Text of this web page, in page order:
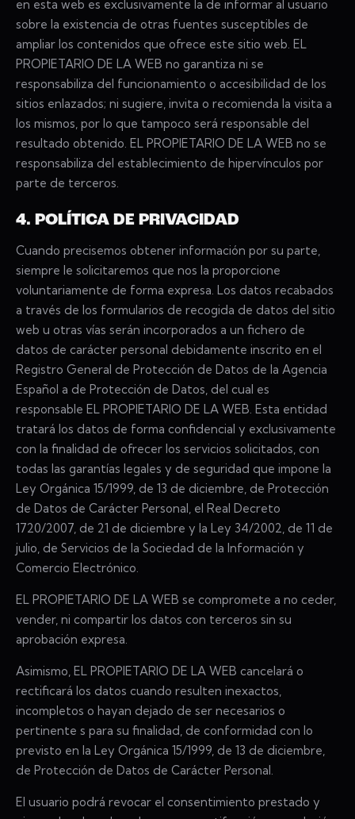
en esta web es exclusivamente la de informar al usuario
sobre la existencia de otras fuentes susceptibles de
ampliar los contenidos que ofrece este sitio web. EL
PROPIETARIO DE LA WEB no garantiza ni se
responsabiliza del funcionamiento o accesibilidad de los
sitios enlazados; ni sugiere, invita o recomienda la visita a
los mismos, por lo que tampoco será responsable del
resultado obtenido. EL PROPIETARIO DE LA WEB no se
responsabiliza del establecimiento de hipervínculos por
parte de terceros.
4. POLÍTICA DE PRIVACIDAD
Cuando precisemos obtener información por su parte,
siempre le solicitaremos que nos la proporcione
voluntariamente de forma expresa. Los datos recabados
a través de los formularios de recogida de datos del sitio
web u otras vías serán incorporados a un fichero de
datos de carácter personal debidamente inscrito en el
Registro General de Protección de Datos de la Agencia
Español a de Protección de Datos, del cual es
responsable EL PROPIETARIO DE LA WEB. Esta entidad
tratará los datos de forma confidencial y exclusivamente
con la finalidad de ofrecer los servicios solicitados, con
todas las garantías legales y de seguridad que impone la
Ley Orgánica 15/1999, de 13 de diciembre, de Protección
de Datos de Carácter Personal, el Real Decreto
1720/2007, de 21 de diciembre y la Ley 34/2002, de 11 de
julio, de Servicios de la Sociedad de la Información y
Comercio Electrónico.
EL PROPIETARIO DE LA WEB se compromete a no ceder,
vender, ni compartir los datos con terceros sin su
aprobación expresa.
Asimismo, EL PROPIETARIO DE LA WEB cancelará o
rectificará los datos cuando resulten inexactos,
incompletos o hayan dejado de ser necesarios o
pertinente s para su finalidad, de conformidad con lo
previsto en la Ley Orgánica 15/1999, de 13 de diciembre,
de Protección de Datos de Carácter Personal.
El usuario podrá revocar el consentimiento prestado y